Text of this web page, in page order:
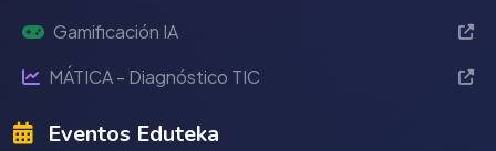
Gamificación IA
MÁTICA - Diagnóstico TIC
Eventos Eduteka